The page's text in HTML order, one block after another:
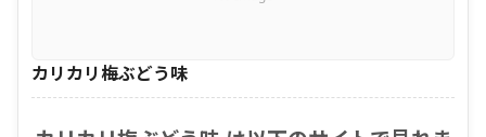
カリカリ梅ぶどう味